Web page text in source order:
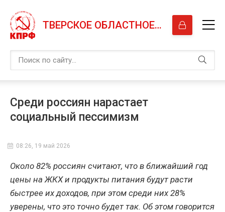
ТВЕРСКОЕ ОБЛАСТНОЕ ОТДЕЛЕНИЕ КПРФ
Среди россиян нарастает
социальный пессимизм
08:26, 19 май 2026
Около 82% россиян считают, что в ближайший год
цены на ЖКХ и продукты питания будут расти
быстрее их доходов, при этом среди них 28%
уверены, что это точно будет так. Об этом говорится